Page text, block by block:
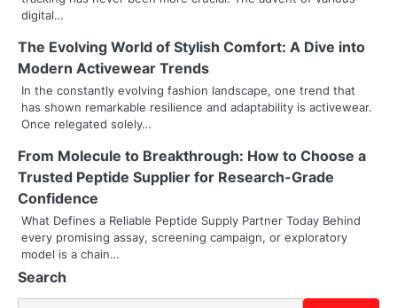
i
g
a
t
i
o
n
digital…
The Evolving World of Stylish Comfort: A Dive into
Modern Activewear Trends
In the constantly evolving fashion landscape, one trend that
has shown remarkable resilience and adaptability is activewear.
Once relegated solely…
From Molecule to Breakthrough: How to Choose a
Trusted Peptide Supplier for Research-Grade
Confidence
What Defines a Reliable Peptide Supply Partner Today Behind
every promising assay, screening campaign, or exploratory
model is a chain…
Search